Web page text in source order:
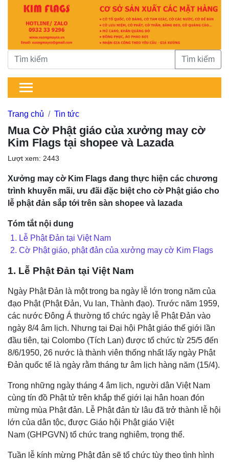
Tìm kiếm
Trang chủ Tin tức
Mua Cờ Phật giáo của xưởng may cờ
Kim Flags tại shopee và Lazada
Lượt xem: 2443
Xưởng may cờ Kim Flags đang thực hiện các chương
trình khuyến mãi, ưu đãi đặc biệt cho cờ Phật giáo cho
lễ phật đản sắp tới trên sàn shopee và lazada
Tóm tắt nội dung
1. Lễ Phật Đản tại Việt Nam
2. Cờ Phật giáo, phật đản của xưởng may cờ Kim Flags
1. Lễ Phật Đản tại Việt Nam
Ngày Phật Đản là một trong ba ngày lễ lớn trong năm của
đạo Phật (Phật Đản, Vu lan, Thành đạo). Trước năm 1959,
các nước Đông Á thường tổ chức ngày lễ Phật Đản vào
ngày 8/4 âm lịch. Nhưng tại Đại hội Phật giáo thế giới lần
đầu tiên, tại Colombo (Tích Lan) được tổ chức từ 25/5 đến
8/6/1950, 26 nước là thành viên thống nhất lấy ngày Phật
Đản quốc tế là ngày rằm tháng tư âm lịch hàng năm (15/4).
Trong những ngày tháng 4 âm lịch, người dân Việt Nam
cùng tín đồ Phật tử trên khắp thế giới lại hân hoan đón
mừng mùa Phật đản. Lễ Phật đản từ lâu đã trở thành lễ hội
lớn của dân tộc, được Giáo hội Phật giáo Việt
Nam (GHPGVN) tổ chức trang nghiêm, trọng thể.
Tuần lễ kính mừng Phật đản sẽ tổ chức tùy theo tình hình